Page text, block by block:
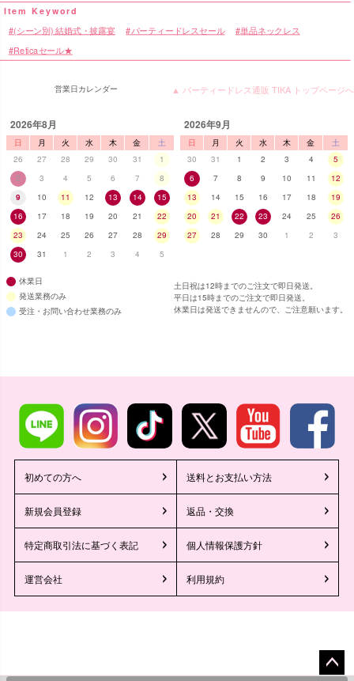
(シーン別) 結婚式・披露宴 パーティードレスセール 単品ネックレス
Reticaセール★
▲ パーティードレス通販 TIKA トップページへ
営業日カレンダー
2026年8月
日 月 火 水 木 金
土
26
27 28 29 30 31
1
2
3 4 5 6 7
8
9
10 11 12 13 14
15
16
17 18 19 20 21
22
23
24 25 26 27 28
29
30
31 1 2 3 4 5
2026年9月
日 月 火 水 木 金
土
30
31 1 2 3 4
5
6
7 8 9 10 11
12
13
14 15 16 17 18
19
20
21 22 23 24 25
26
27
28 29 30 1 2 3
休業日
発送業務のみ
受注・お問い合わせ業務のみ
土日祝は12時までのご注文で即日発送。
平日は15時までのご注文で即日発送。
休業日は発送できませんので、ご注意願います。
初めての方へ 送料とお支払い方法
新規会員登録 返品・交換
特定商取引法に基づく表記 個人情報保護方針
運営会社 利用規約